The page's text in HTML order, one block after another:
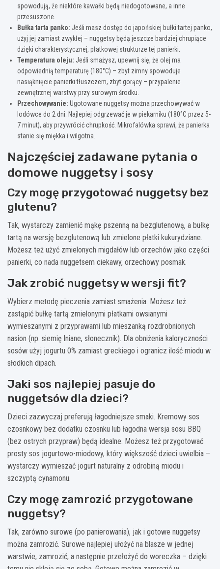
spowodują, że niektóre kawałki będą niedogotowane, a inne
przesuszone.
Bułka tarta panko: Jeśli masz dostęp do japońskiej bułki tartej panko,
użyj jej zamiast zwykłej – nuggetsy będą jeszcze bardziej chrupiące
dzięki charakterystycznej, płatkowej strukturze tej panierki.
Temperatura oleju: Jeśli smażysz, upewnij się, że olej ma
odpowiednią temperaturę (180°C) – zbyt zimny spowoduje
nasiąknięcie panierki tłuszczem, zbyt gorący – przypalenie
zewnętrznej warstwy przy surowym środku.
Przechowywanie: Ugotowane nuggetsy można przechowywać w
lodówce do 2 dni. Najlepiej odgrzewać je w piekarniku (180°C przez 5-
7 minut), aby przywrócić chrupkość. Mikrofalówka sprawi, że panierka
stanie się miękka i wilgotna.
Najczęściej zadawane pytania o
domowe nuggetsy i sosy
Czy mogę przygotować nuggetsy bez
glutenu?
Tak, wystarczy zamienić mąkę pszenną na bezglutenową, a bułkę
tartą na wersję bezglutenową lub zmielone płatki kukurydziane.
Możesz też użyć zmielonych migdałów lub orzechów jako części
panierki, co nada nuggetsem ciekawy, orzechowy posmak.
Jak zrobić nuggetsy w wersji fit?
Wybierz metodę pieczenia zamiast smażenia. Możesz też
zastąpić bułkę tartą zmielonymi płatkami owsianymi
wymieszanymi z przyprawami lub mieszanką rozdrobnionych
nasion (np. siemię lniane, słonecznik). Dla obniżenia kaloryczności
sosów użyj jogurtu 0% zamiast greckiego i ogranicz ilość miodu w
słodkich dipach.
Jaki sos najlepiej pasuje do
nuggetsów dla dzieci?
Dzieci zazwyczaj preferują łagodniejsze smaki. Kremowy sos
czosnkowy bez dodatku czosnku lub łagodna wersja sosu BBQ
(bez ostrych przypraw) będą idealne. Możesz też przygotować
prosty sos jogurtowo-miodowy, który większość dzieci uwielbia –
wystarczy wymieszać jogurt naturalny z odrobiną miodu i
szczyptą cynamonu.
Czy mogę zamrozić przygotowane
nuggetsy?
Tak, zarówno surowe (po panierowania), jak i gotowe nuggetsy
można zamrozić. Surowe najlepiej ułożyć na blasze w jednej
warstwie, zamrozić, a następnie przełożyć do woreczka – dzięki